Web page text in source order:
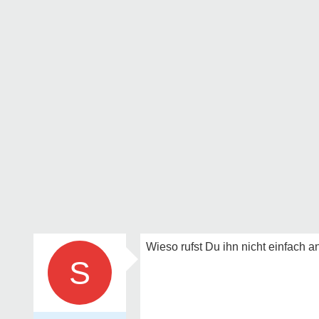
S
Wieso rufst Du ihn nicht einfach